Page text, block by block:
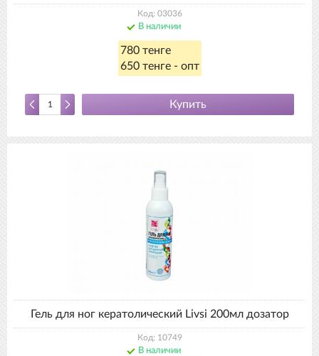
Код: 03036
В наличии
780 тенге
650 тенге - опт
Купить
Гель для ног кератолический Livsi 200мл дозатор
Код: 10749
В наличии